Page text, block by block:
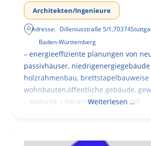
Architekten/Ingenieure
Adresse: Dilleniusstraße 5/1,70374
Baden-Württemberg
– energieeffiziente planungen von
passivhäuser, niedrigenergiegebäude
holzrahmenbau, brettstapelbauweise
wohnbauten,öffentliche gebäude,
– planung + beratung bei an – und
Weiterlesen …